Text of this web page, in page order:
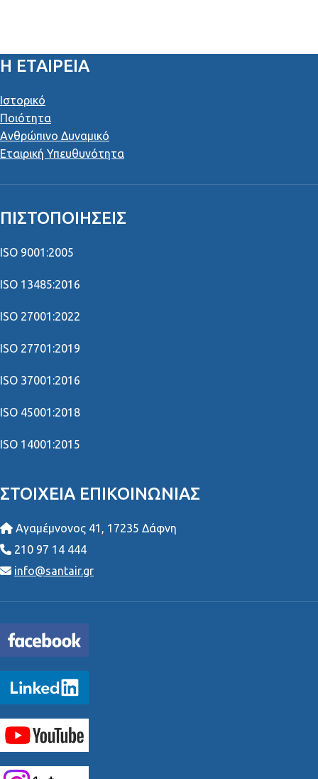
Η ΕΤΑΙΡΕΙΑ
Ιστορικό
Ποιότητα
Ανθρώπινο Δυναμικό
Εταιρική Υπευθυνότητα
ΠΙΣΤΟΠΟΙΉΣΕΙΣ
ISO 9001:2005
ISO 13485:2016
ISO 27001:2022
ISO 27701:2019
ISO 37001:2016
ISO 45001:2018
ISO 14001:2015
ΣΤΟΙΧΕΊΑ ΕΠΙΚΟΙΝΩΝΊΑΣ
Αγαμέμνονος 41, 17235 Δάφνη
210 97 14 444
info@santair.gr